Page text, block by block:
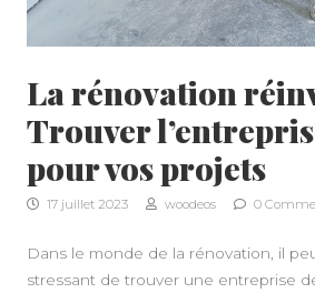
La rénovation
Trouver
pour vos projets
17 juillet 2023 woodeos 0
Dans le monde de la rénovation, il
stressant de trouver une entreprise